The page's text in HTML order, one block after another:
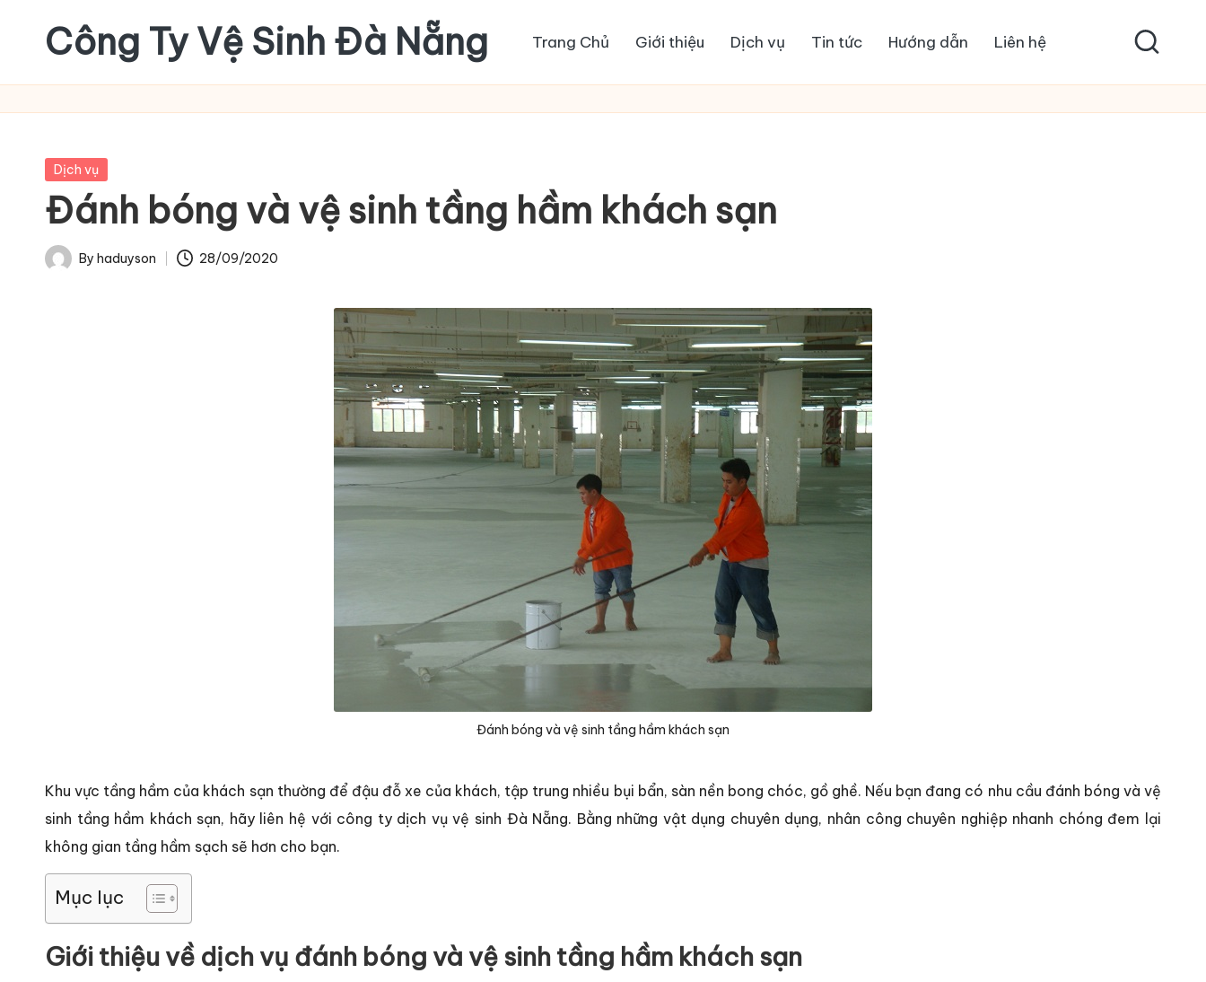
Công Ty Vệ Sinh Đà Nẵng Trang Chủ Giới thiệu Dịch vụ Tin tức Hướng dẫn Liên hệ
Posted
Dịch vụ
Đánh bóng và vệ sinh tầng hầm khách sạn
Posted
By haduyson 28/09/2020
Đánh bóng và vệ sinh tầng hầm khách sạn
Khu vực tầng hầm của khách sạn thường để đậu đỗ xe của khách, tập trung nhiều bụi bẩn, sàn nền bong chóc, gồ ghề. Nếu bạn đang có nhu cầu đánh bóng và vệ
sinh tầng hầm khách sạn, hãy liên hệ với công ty dịch vụ vệ sinh Đà Nẵng. Bằng những vật dụng chuyên dụng, nhân công chuyên nghiệp nhanh chóng đem lại
không gian tầng hầm sạch sẽ hơn cho bạn.
Mục lục
Giới thiệu về dịch vụ đánh bóng và vệ sinh tầng hầm khách sạn